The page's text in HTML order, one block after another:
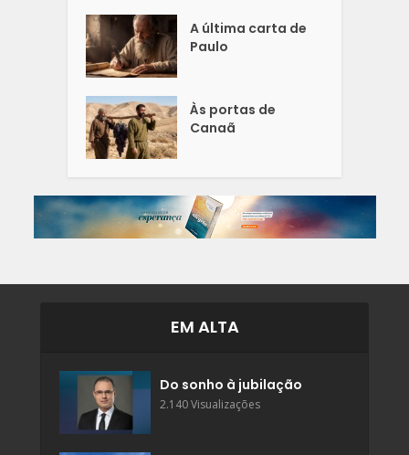
A última carta de
Paulo
Às portas de
Canaã
EM ALTA
Do sonho à jubilação
2.140 Visualizações